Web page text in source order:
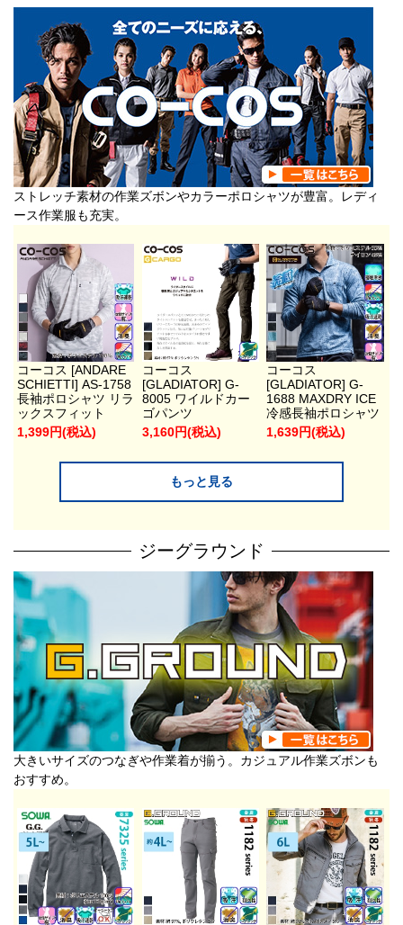
ストレッチ素材の作業ズボンやカラーポロシャツが豊富。レディ
ース作業服も充実。
コーコス [ANDARE
SCHIETTI] AS-1758
長袖ポロシャツ リラ
ックスフィット
1,399円(税込)
コーコス
[GLADIATOR] G-
8005 ワイルドカー
ゴパンツ
3,160円(税込)
コーコス
[GLADIATOR] G-
1688 MAXDRY ICE
冷感長袖ポロシャツ
1,639円(税込)
もっと見る
ジーグラウンド
大きいサイズのつなぎや作業着が揃う。カジュアル作業ズボンも
おすすめ。